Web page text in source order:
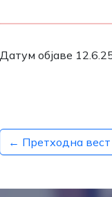
Датум објаве
← Претходна вест